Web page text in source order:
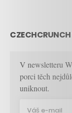
CZECHCRUNCH
V newsletteru
porci těch
uniknout.